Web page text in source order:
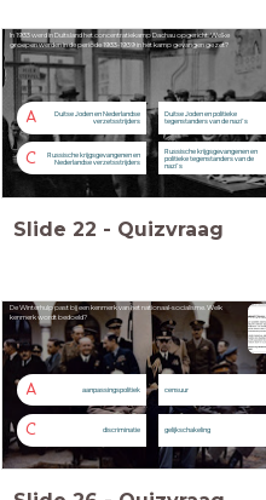
In 1933 werd in Duitsland het concentratiekamp Dachau opgericht. Welke
groepen werden in de periode 1933-1939 in het kamp gevangen gezet?
A
Duitse Joden en Nederlandse
verzetsstrijders
Duitse Joden en politieke
tegenstanders van de nazi’s
C
Russische krijgsgevangenen en
Nederlandse verzetsstrijders
Russische krijgsgevangenen en
politieke tegenstanders van de
nazi’s
Slide 22 - Quizvraag
De Winterhulp past bij een kenmerk van het nationaal-socialisme. Welk
kenmerk wordt bedoeld?
A aanpassingspolitiek censuur
C discriminatie gelijkschakeling